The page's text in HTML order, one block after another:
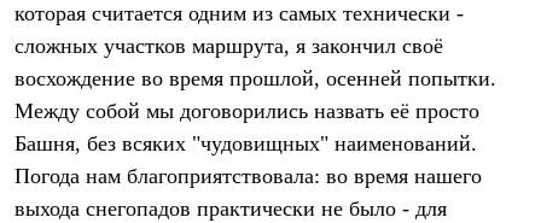
Легкое термобелье
Лёгкая одежда
Футболки
Толстовки
Брюки
Шорты
Женская одежда
Утепленная пухом
которая считается одним из самых технически -
сложных участков маршрута, я закончил своё
восхождение во время прошлой, осенней попытки.
Между собой мы договорились назвать её просто
Башня, без всяких "чудовищных" наименований.
Погода нам благоприятствовала: во время нашего
выхода снегопадов практически не было - для